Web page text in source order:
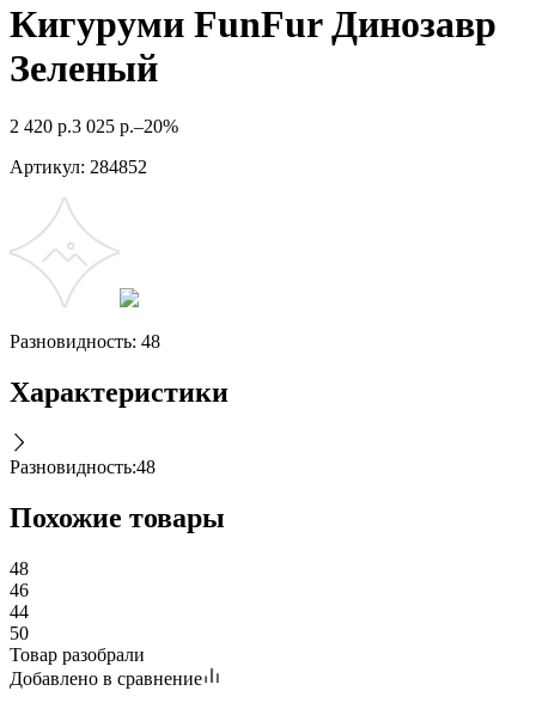
Кигуруми FunFur Динозавр
Зеленый
2 420 р.3 025 р.–20%
Артикул: 284852
Разновидность: 48
Характеристики
Разновидность:48
Похожие товары
48
46
44
50
Товар разобрали
Добавлено в сравнение